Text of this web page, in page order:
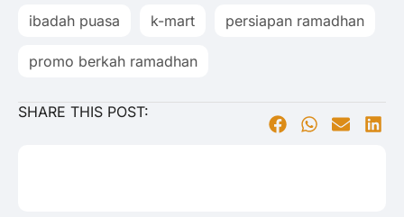
ibadah puasa k-mart persiapan ramadhan
promo berkah ramadhan
SHARE THIS POST: